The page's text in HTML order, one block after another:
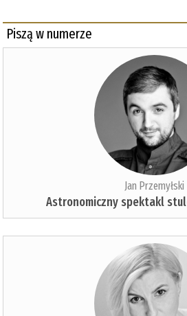
Piszą w numerze
Jan Przemyłski
Astronomiczny spektakl